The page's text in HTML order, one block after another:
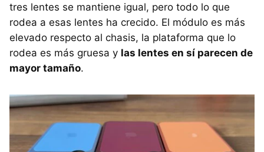
tres lentes se mantiene igual, pero todo lo que
rodea a esas lentes ha crecido. El módulo es más
elevado respecto al chasis, la plataforma que lo
rodea es más gruesa y las lentes en sí parecen de
mayor tamaño.